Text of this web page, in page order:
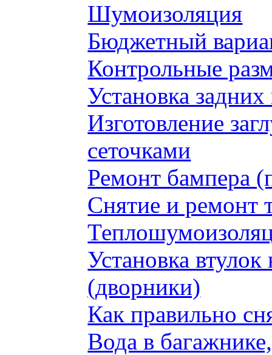
Шумоизоляция
Бюджетный
Контрольные
Установка
Изготовление
сеточками
Ремонт бампера
Снятие и ремонт
Установка втулок
(дворники)
Как правильно
Вода в